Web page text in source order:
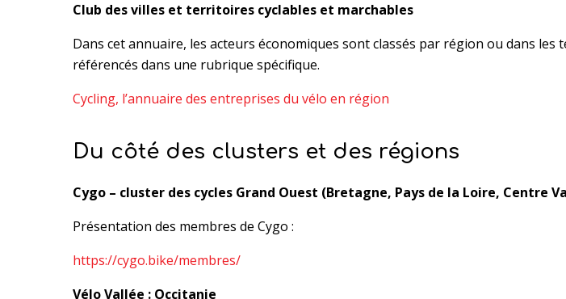
Club des villes et territoires cyclables et marchables
Dans cet annuaire, les acteurs économiques sont classés par région ou dans
référencés dans une rubrique spécifique.
Cycling, l’annuaire des entreprises du vélo en région
Du côté des clusters et des régions
Cygo – cluster des cycles Grand Ouest (Bretagne, Pays de la Loire, Centre
Présentation des membres de Cygo :
https://cygo.bike/membres/
Vélo Vallée : Occitanie